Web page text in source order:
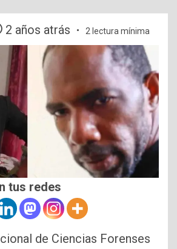
2 años atrás 2 lectura mínima
tus redes
de Ciencias Forenses